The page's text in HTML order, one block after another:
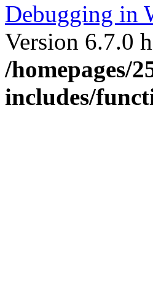
Debugging in
Version 6.7.0
/homepages/
includes/